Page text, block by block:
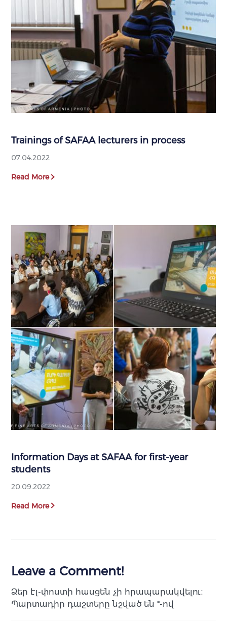
Trainings of SAFAA lecturers in process
07.04.2022
Read More
Information Days at SAFAA for first-year
students
20.09.2022
Read More
Leave a Comment!
Ձեր էլ-փոստի հասցեն չի հրապարակվելու։
Պարտադիր դաշտերը նշված են*-ով